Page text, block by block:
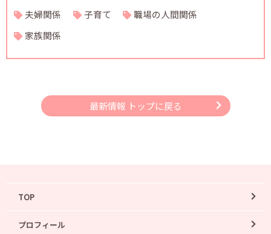
夫婦関係
子育て
職場の人間関係
家族関係
最新情報 トップに戻る
TOP
プロフィール